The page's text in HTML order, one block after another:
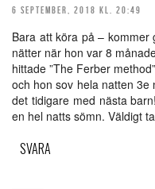
6 SEPTEMBER, 2018 KL. 20:49
Bara att köra på –
nätter när hon var 8
hittade ”The Ferber
och hon sov hela natten
det tidigare med nästa
en hel natts sömn. Väldigt
SVARA